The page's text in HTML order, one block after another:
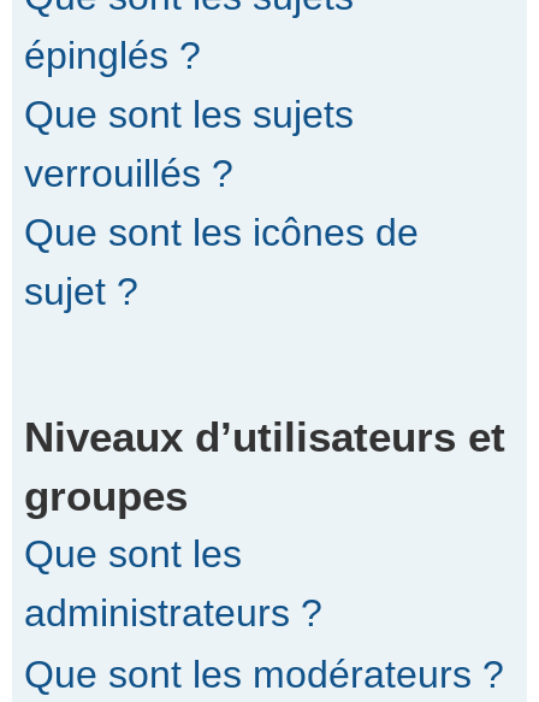
épinglés ?
Que sont les sujets
verrouillés ?
Que sont les icônes de
sujet ?
Niveaux d’utilisateurs et
groupes
Que sont les
administrateurs ?
Que sont les modérateurs ?